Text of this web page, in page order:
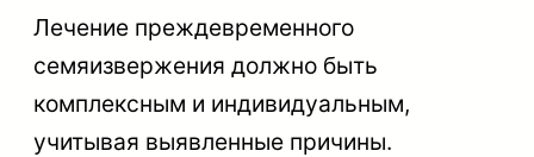
Лечение преждевременного
семяизвержения должно быть
комплексным и индивидуальным,
учитывая выявленные причины.